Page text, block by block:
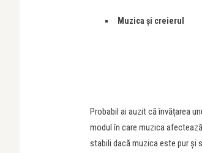
Muzica și creierul
Probabil ai auzit că învățarea
modul în care muzica
stabili dacă muzica este pur și